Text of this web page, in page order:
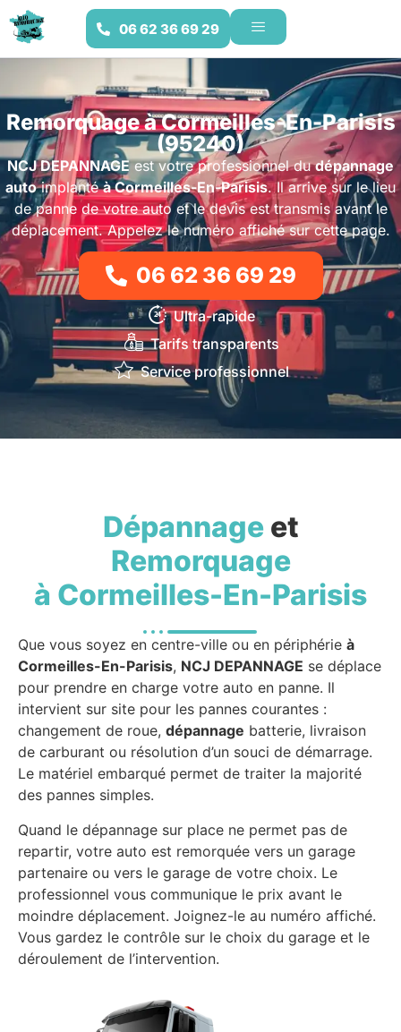
06 62 36 69 29
Remorquage à Cormeilles-En-Parisis
(95240)
NCJ DEPANNAGEest votre professionnel dudépannage
autoimplantéà Cormeilles-En-Parisis. Il arrive sur le lieu
de panne de votre auto et le devis est transmis avant le
déplacement. Appelez le numéro affiché sur cette page.
06 62 36 69 29
Ultra-rapide
Tarifs transparents
Service professionnel
Dépannageet
Remorquage
à Cormeilles-En-Parisis
Que vous soyez en centre-ville ou en périphérie à
Cormeilles-En-Parisis, NCJ DEPANNAGE se déplace
pour prendre en charge votre auto en panne. Il
intervient sur site pour les pannes courantes :
changement de roue, dépannage batterie, livraison
de carburant ou résolution d’un souci de démarrage.
Le matériel embarqué permet de traiter la majorité
des pannes simples.
Quand le dépannage sur place ne permet pas de
repartir, votre auto est remorquée vers un garage
partenaire ou vers le garage de votre choix. Le
professionnel vous communique le prix avant le
moindre déplacement. Joignez-le au numéro affiché.
Vous gardez le contrôle sur le choix du garage et le
déroulement de l’intervention.